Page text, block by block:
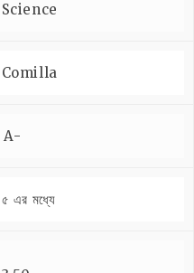
Science
Comilla
A-
৫ এর মধ্যে